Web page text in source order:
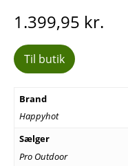
1.399,95 kr.
Til butik
Brand
Happyhot
Sælger
Pro Outdoor